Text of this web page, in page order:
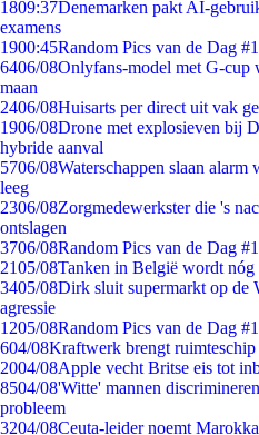
1809:37Denemarken pakt AI-
examens
1900:45Random Pics van de Dag
6406/08Onlyfans-model met G-cup
maan
2406/08Huisarts per direct uit vak
1906/08Drone met explosieven bij
hybride aanval
5706/08Waterschappen slaan alarm
leeg
2306/08Zorgmedewerkster die 's
ontslagen
3706/08Random Pics van de Dag
2105/08Tanken in België wordt
3405/08Dirk sluit supermarkt op de
agressie
1205/08Random Pics van de Dag
604/08Kraftwerk brengt
2004/08Apple vecht Britse eis tot
8504/08'Witte' mannen
probleem
3204/08Ceuta-leider noemt